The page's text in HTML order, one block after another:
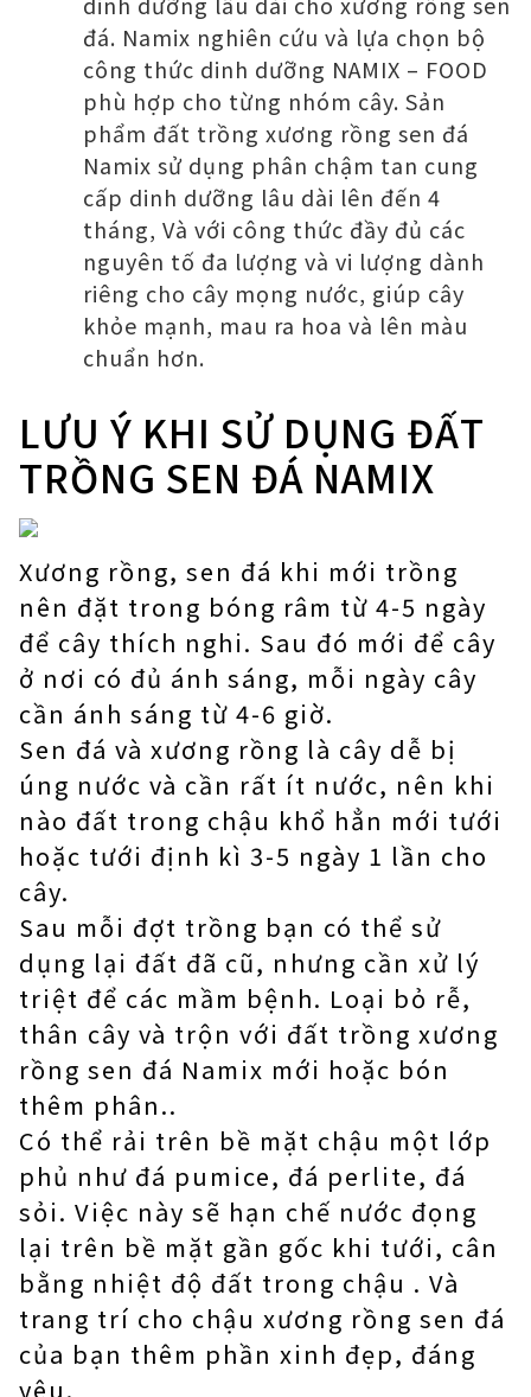
đá. Namix nghiên cứu và lựa chọn bộ
công thức dinh dưỡng NAMIX – FOOD
phù hợp cho từng nhóm cây. Sản
phẩm đất trồng xương rồng sen đá
Namix sử dụng phân chậm tan cung
cấp dinh dưỡng lâu dài lên đến 4
tháng, Và với công thức đầy đủ các
nguyên tố đa lượng và vi lượng dành
riêng cho cây mọng nước, giúp cây
khỏe mạnh, mau ra hoa và lên màu
chuẩn hơn.
LƯU Ý KHI SỬ DỤNG ĐẤT
TRỒNG SEN ĐÁ NAMIX
Xương rồng, sen đá khi mới trồng
nên đặt trong bóng râm từ 4-5 ngày
để cây thích nghi. Sau đó mới để cây
ở nơi có đủ ánh sáng, mỗi ngày cây
cần ánh sáng từ 4-6 giờ.
Sen đá và xương rồng là cây dễ bị
úng nước và cần rất ít nước, nên khi
nào đất trong chậu khổ hẳn mới tưới
hoặc tưới định kì 3-5 ngày 1 lần cho
cây.
Sau mỗi đợt trồng bạn có thể sử
dụng lại đất đã cũ, nhưng cần xử lý
triệt để các mầm bệnh. Loại bỏ rễ,
thân cây và trộn với đất trồng xương
rồng sen đá Namix mới hoặc bón
thêm phân..
Có thể rải trên bề mặt chậu một lớp
phủ như đá pumice, đá perlite, đá
sỏi. Việc này sẽ hạn chế nước đọng
lại trên bề mặt gần gốc khi tưới, cân
bằng nhiệt độ đất trong chậu . Và
trang trí cho chậu xương rồng sen đá
của bạn thêm phần xinh đẹp, đáng
yêu.